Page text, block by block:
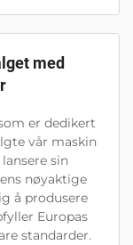
med
er dedikert
vår maskin
sin
nøyaktige
å produsere
Europas
standarder.